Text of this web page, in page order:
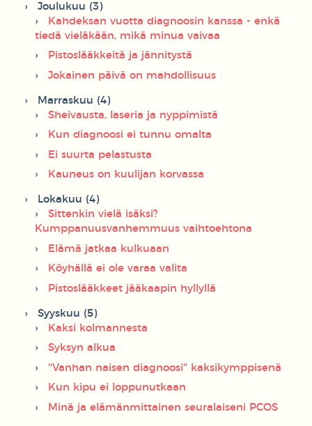
Joulukuu (3)
Kahdeksan vuotta diagnoosin kanssa - enkä
tiedä vieläkään, mikä minua vaivaa
Pistoslääkkeitä ja jännitystä
Jokainen päivä on mahdollisuus
Marraskuu (4)
Sheivausta, laseria ja nyppimistä
Kun diagnoosi ei tunnu omalta
Ei suurta pelastusta
Kauneus on kuulijan korvassa
Lokakuu (4)
Sittenkin vielä isäksi?
Kumppanuusvanhemmuus vaihtoehtona
Elämä jatkaa kulkuaan
Köyhällä ei ole varaa valita
Pistoslääkkeet jääkaapin hyllyllä
Syyskuu (5)
Kaksi kolmannesta
Syksyn alkua
''Vanhan naisen diagnoosi'' kaksikymppisenä
Kun kipu ei loppunutkaan
Minä ja elämänmittainen seuralaiseni PCOS